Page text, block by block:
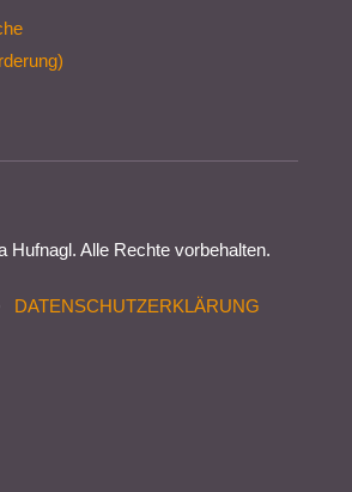
Hufnagl. Alle Rechte vorbehalten.
DATENSCHUTZERKLÄRUNG